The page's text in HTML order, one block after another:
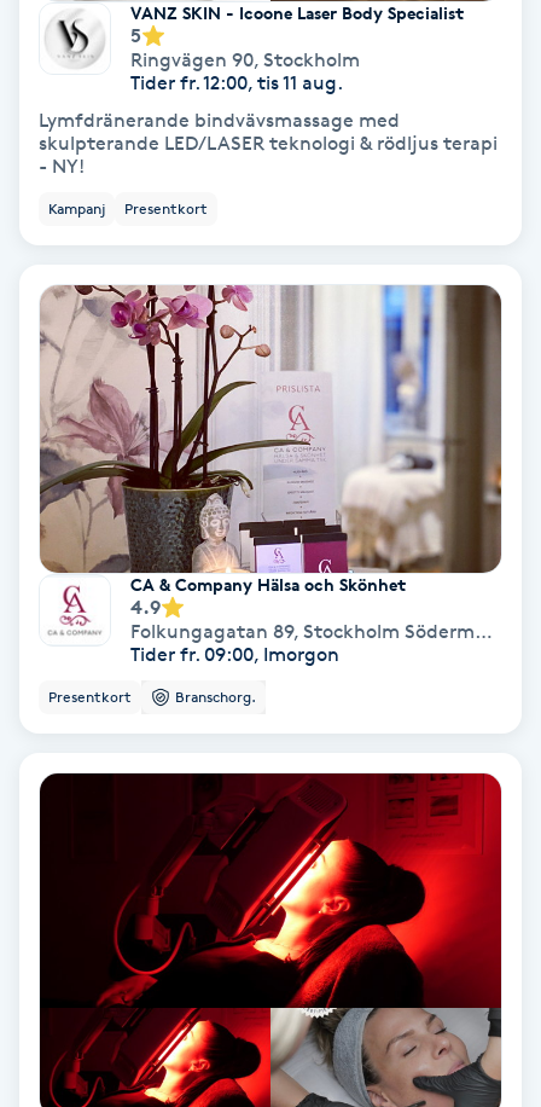
Katun fransar
Kemisk peeling
Keratinbehandling
Kinesisk medicin
Kiropraktik
Klangmassage
Klippning
Klippning & Slingor
Klippning ungdom
Kosmetisk tatuering
Kostrådgivning
Kroppsinpackning
Kroppspeeling
Käkledsbehandling
VANZ SKIN - Icoone Laser Body Specialist
5
Ringvägen 90, Stockholm
Tider fr. 12:00, tis 11 aug.
Lymfdränerande bindvävsmassage med
skulpterande LED/LASER teknologi & rödljus terapi
- NY!
Kampanj Presentkort
CA & Company Hälsa och Skönhet
4.9
Folkungagatan 89, Stockholm Södermalm
Tider fr. 09:00, Imorgon
Presentkort Branschorg.